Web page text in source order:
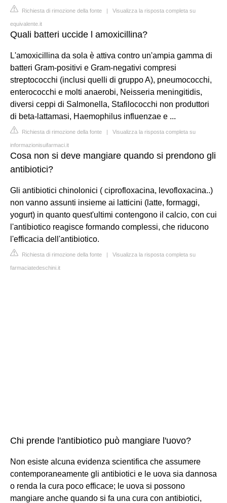
Richiesta di rimozione della fonte | Visualizza la risposta completa su
equivalente.it
Quali batteri uccide l amoxicillina?
L'amoxicillina da sola è attiva contro un'ampia gamma di
batteri Gram-positivi e Gram-negativi compresi
streptococchi (inclusi quelli di gruppo A), pneumococchi,
enterococchi e molti anaerobi, Neisseria meningitidis,
diversi ceppi di Salmonella, Stafilococchi non produttori
di beta-lattamasi, Haemophilus influenzae e ...
Richiesta di rimozione della fonte | Visualizza la risposta completa su
informazionisuifarmaci.it
Cosa non si deve mangiare quando si prendono gli
antibiotici?
Gli antibiotici chinolonici ( ciprofloxacina, levofloxacina..)
non vanno assunti insieme ai latticini (latte, formaggi,
yogurt) in quanto quest'ultimi contengono il calcio, con cui
l'antibiotico reagisce formando complessi, che riducono
l'efficacia dell'antibiotico.
Richiesta di rimozione della fonte | Visualizza la risposta completa su
farmaciatedeschini.it
Chi prende l'antibiotico può mangiare l'uovo?
Non esiste alcuna evidenza scientifica che assumere
contemporaneamente gli antibiotici e le uova sia dannosa
o renda la cura poco efficace; le uova si possono
mangiare anche quando si fa una cura con antibiotici,